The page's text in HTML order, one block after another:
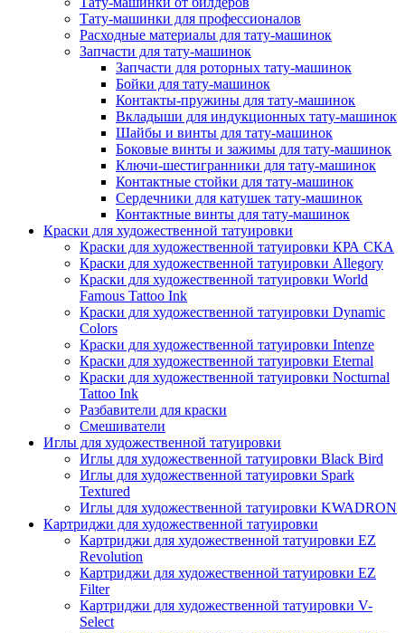
Тату-машинки для профессионалов
Расходные материалы для тату-машинок
Запчасти для тату-машинок
Запчасти для роторных тату-машинок
Бойки для тату-машинок
Контакты-пружины для тату-машинок
Вкладыши для индукционных тату-машинок
Шайбы и винты для тату-машинок
Боковые винты и зажимы для тату-машинок
Ключи-шестигранники для тату-машинок
Контактные стойки для тату-машинок
Сердечники для катушек тату-машинок
Контактные винты для тату-машинок
Краски для художественной татуировки
Краски для художественной татуировки КРА СКА
Краски для художественной татуировки Allegory
Краски для художественной татуировки World
Famous Tattoo Ink
Краски для художественной татуировки Dynamic
Colors
Краски для художественной татуировки Intenze
Краски для художественной татуировки Eternal
Краски для художественной татуировки Nocturnal
Tattoo Ink
Разбавители для краски
Смешиватели
Иглы для художественной татуировки
Иглы для художественной татуировки Black Bird
Иглы для художественной татуировки Spark
Textured
Иглы для художественной татуировки KWADRON
Картриджи для художественной татуировки
Картриджи для художественной татуировки EZ
Revolution
Картриджи для художественной татуировки EZ
Filter
Картриджи для художественной татуировки V-
Select